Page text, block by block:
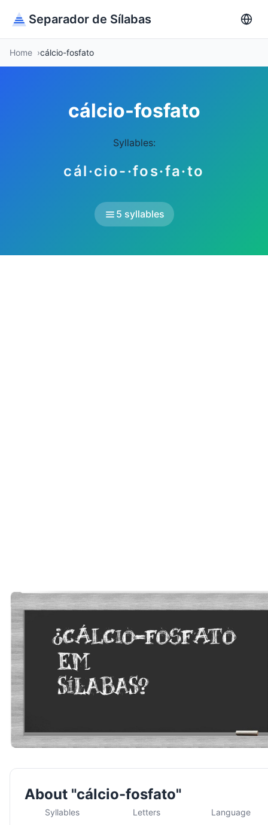
Separador de Sílabas
Home cálcio-fosfato
cálcio-fosfato
Syllables:
cál·cio-·fos·fa·to
5 syllables
About "cálcio-fosfato"
Syllables Letters Language